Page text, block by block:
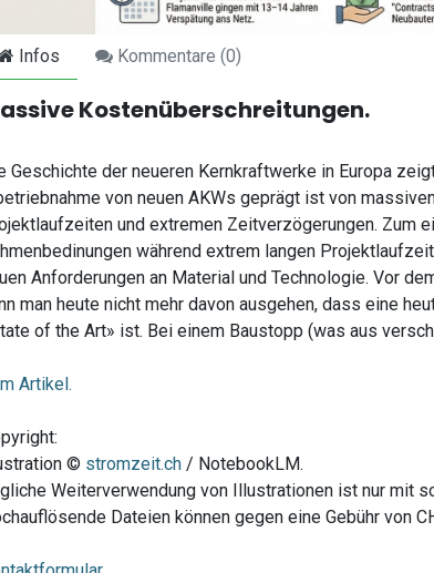
Infos Kommentare (0)
Kostenüberschreitungen.
Geschichte der neueren Kernkraftwerke in Europa
von neuen AKWs geprägt ist von
und extremen Zeitverzögerungen. Zum
während extrem langen
Anforderungen an Material und Technologie. Vor
man heute nicht mehr davon ausgehen, dass eine
of the Art» ist. Bei einem Baustopp (was aus
Artikel.
© stromzeit.ch / NotebookLM.
Weiterverwendung von Illustrationen ist nur mit
Dateien können gegen eine Gebühr von